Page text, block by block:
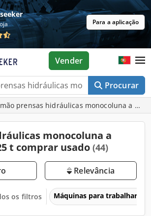
Para a aplicação
Procurar
Vender
prensas hidráulicas monocoluna a
monocoluna a
t comprar usado (44)
Relevância
os filtros Máquinas para trabalhar